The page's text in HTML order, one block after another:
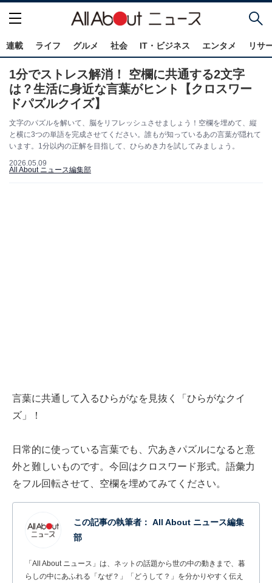
連載 ライフ グルメ 社会 IT・ビジネス エンタメ リサ
1分でストレス解消！ 空欄に共通する2文字
は？生活に身近な言葉がヒント【クロスワー
ドパズルクイズ】
文字のパズルを解いて、脳をリフレッシュさせましょう！空欄を埋めて、縦
と横に3つの単語を完成させてください。誰もが知っているあの言葉が隠れて
います。1分以内の正解を目指して、ひらめき力を試してみましょう。
2026.05.09
All About ニュース編集部
言葉に共通して入るひらがなを見抜く「ひらがなクイ
ズ」！
日常的に使っている言葉でも、穴あきパズルになると意
外と難しいものです。今回はクロスワード形式。語彙力
をフル回転させて、空欄を埋めてみてください。
この記事の執筆者： All About ニュース編集
部
「All About ニュース」は、ネットの話題から世の中の動きまで、暮
らしの中にあふれる「なぜ？」「どうして？」を分かりやすく伝え